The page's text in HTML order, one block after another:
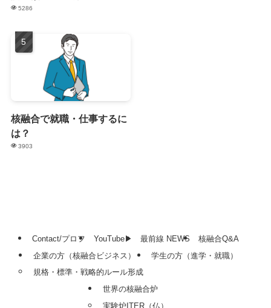
5286
核融合で就職・仕事するに
は？
3903
Contact/プロフ YouTube▶ 最前線 NEWS
核融合Q&A
企業の方（核融合ビジネス）
規格・標準・戦略的ルール形成
学生の方（進学・就職）
世界の核融合炉
実験炉ITER（仏）